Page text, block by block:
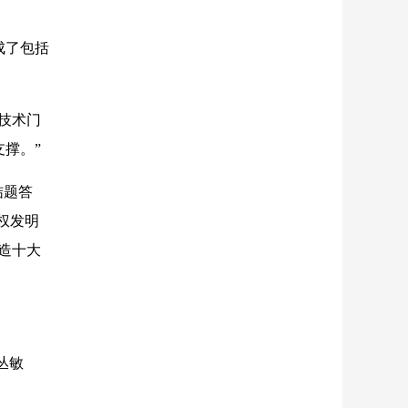
了包括
术门
撑。”
答
发明
十大
敏